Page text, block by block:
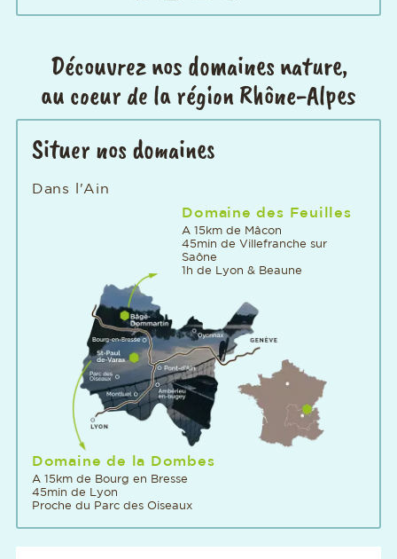
Découvrez nos domaines nature,
au coeur de la région Rhône-Alpes
Situer nos domaines
Dans l'Ain
Domaine des Feuilles
A 15km de Mâcon
45min de Villefranche sur
Saône
1h de Lyon & Beaune
Domaine de la Dombes
A 15km de Bourg en Bresse
45min de Lyon
Proche du Parc des Oiseaux